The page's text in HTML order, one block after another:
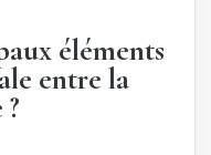
éléments
entre la